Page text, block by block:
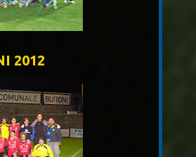
2012